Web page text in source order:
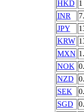
HKD 1
INR
JPY
KRW
MXN
NOK
NZD
SEK
SGD